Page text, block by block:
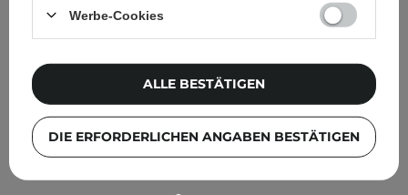
Werbe-Cookies
DIE ERFORDERLICHEN ANGABEN BESTÄTIGEN
ALLE BESTÄTIGEN